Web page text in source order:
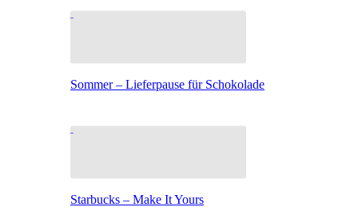
Sommer – Lieferpause für Schokolade
Starbucks – Make It Yours